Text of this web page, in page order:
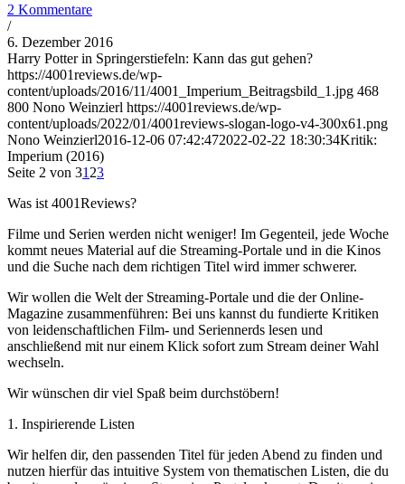
2 Kommentare
/
6. Dezember 2016
Harry Potter in Springerstiefeln: Kann das gut gehen?
https://4001reviews.de/wp-
content/uploads/2016/11/4001_Imperium_Beitragsbild_1.jpg 468
800 Nono Weinzierl https://4001reviews.de/wp-
content/uploads/2022/01/4001reviews-slogan-logo-v4-300x61.png
Nono Weinzierl2016-12-06 07:42:472022-02-22 18:30:34Kritik:
Imperium (2016)
Seite 2 von 31 23
Was ist 4001Reviews?
Filme und Serien werden nicht weniger! Im Gegenteil, jede Woche
kommt neues Material auf die Streaming-Portale und in die Kinos
und die Suche nach dem richtigen Titel wird immer schwerer.
Wir wollen die Welt der Streaming-Portale und die der Online-
Magazine zusammenführen: Bei uns kannst du fundierte Kritiken
von leidenschaftlichen Film- und Seriennerds lesen und
anschließend mit nur einem Klick sofort zum Stream deiner Wahl
wechseln.
Wir wünschen dir viel Spaß beim durchstöbern!
1. Inspirierende Listen
Wir helfen dir, den passenden Titel für jeden Abend zu finden und
nutzen hierfür das intuitive System von thematischen Listen, die du